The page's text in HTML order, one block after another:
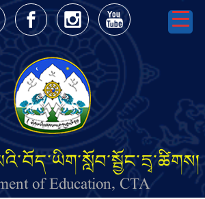
of Education, CTA